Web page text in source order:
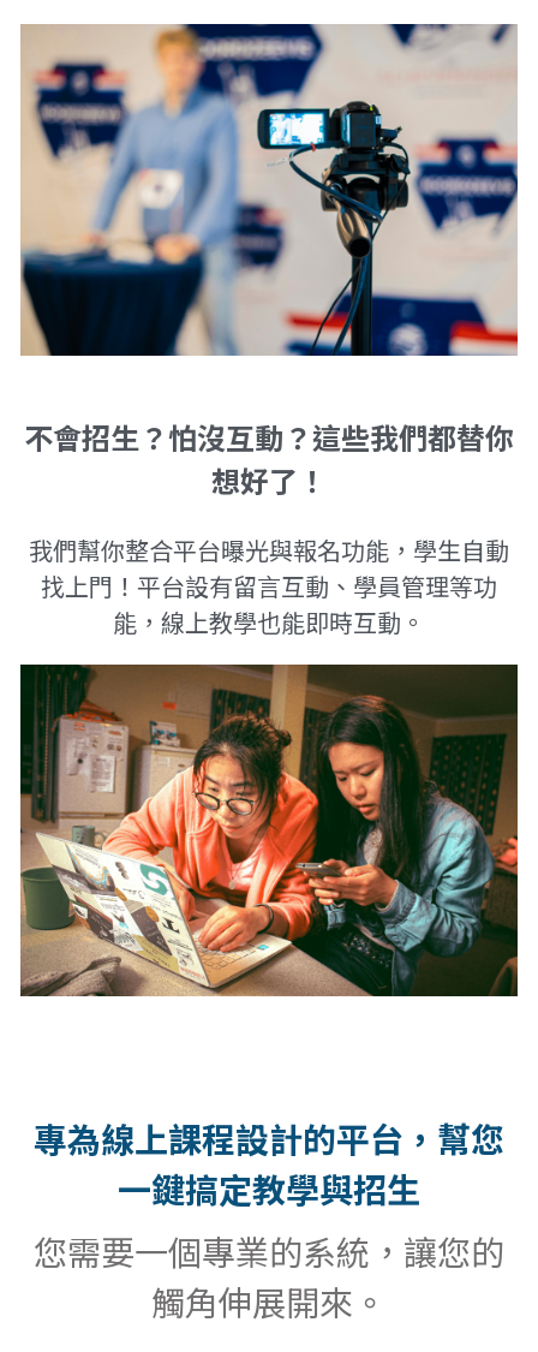
不會招生？怕沒互動？這些我們都替你
想好了！
我們幫你整合平台曝光與報名功能，學生自動
找上門！平台設有留言互動、學員管理等功
能，線上教學也能即時互動。
專為線上課程設計的平台，幫您
一鍵搞定教學與招生
您需要一個專業的系統，讓您的
觸角伸展開來。